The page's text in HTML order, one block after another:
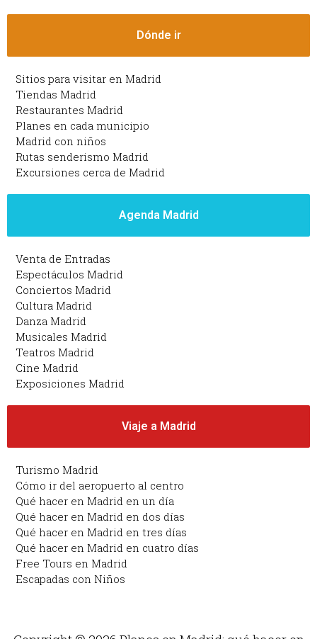
Dónde ir
Sitios para visitar en Madrid
Tiendas Madrid
Restaurantes Madrid
Planes en cada municipio
Madrid con niños
Rutas senderismo Madrid
Excursiones cerca de Madrid
Agenda Madrid
Venta de Entradas
Espectáculos Madrid
Conciertos Madrid
Cultura Madrid
Danza Madrid
Musicales Madrid
Teatros Madrid
Cine Madrid
Exposiciones Madrid
Viaje a Madrid
Turismo Madrid
Cómo ir del aeropuerto al centro
Qué hacer en Madrid en un día
Qué hacer en Madrid en dos días
Qué hacer en Madrid en tres días
Qué hacer en Madrid en cuatro días
Free Tours en Madrid
Escapadas con Niños